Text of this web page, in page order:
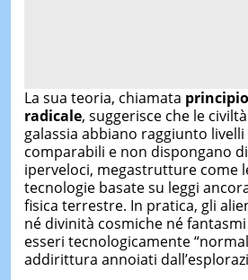
La sua teoria, chiamata
radicale, suggerisce che le
galassia abbiano raggiunto
comparabili e non dispongano
iperveloci, megastrutture come
tecnologie basate su leggi
fisica terrestre. In pratica, gli
né divinità cosmiche né
esseri tecnologicamente
addirittura annoiati